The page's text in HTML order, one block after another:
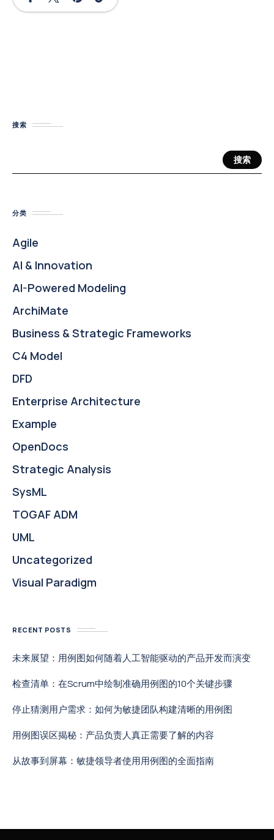
搜索
搜索
分类
Agile
AI & Innovation
AI-Powered Modeling
ArchiMate
Business & Strategic Frameworks
C4 Model
DFD
Enterprise Architecture
Example
OpenDocs
Strategic Analysis
SysML
TOGAF ADM
UML
Uncategorized
Visual Paradigm
RECENT POSTS
未来展望：用例图如何随着人工智能驱动的产品开发而演变
检查清单：在Scrum中绘制准确用例图的10个关键步骤
停止猜测用户需求：如何为敏捷团队构建清晰的用例图
用例图误区揭秘：产品负责人真正需要了解的内容
从故事到屏幕：敏捷领导者使用用例图的全面指南